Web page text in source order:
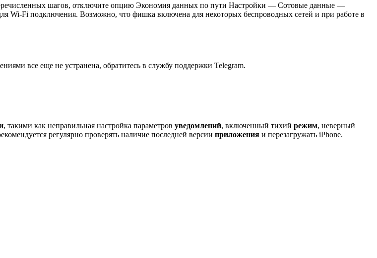
шагов, отключите опцию Экономия данных по пути Настройки — Сотовые данные —
Fi подключения. Возможно, что фишка включена для некоторых беспроводных сетей и при работе в
все еще не устранена, обратитесь в службу поддержки Telegram.
, такими как неправильная настройка параметров уведомлений, включенный тихий режим, неверный
регулярно проверять наличие последней версии приложения и перезагружать iPhone.